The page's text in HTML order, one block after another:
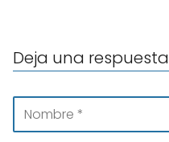
Deja una respuesta